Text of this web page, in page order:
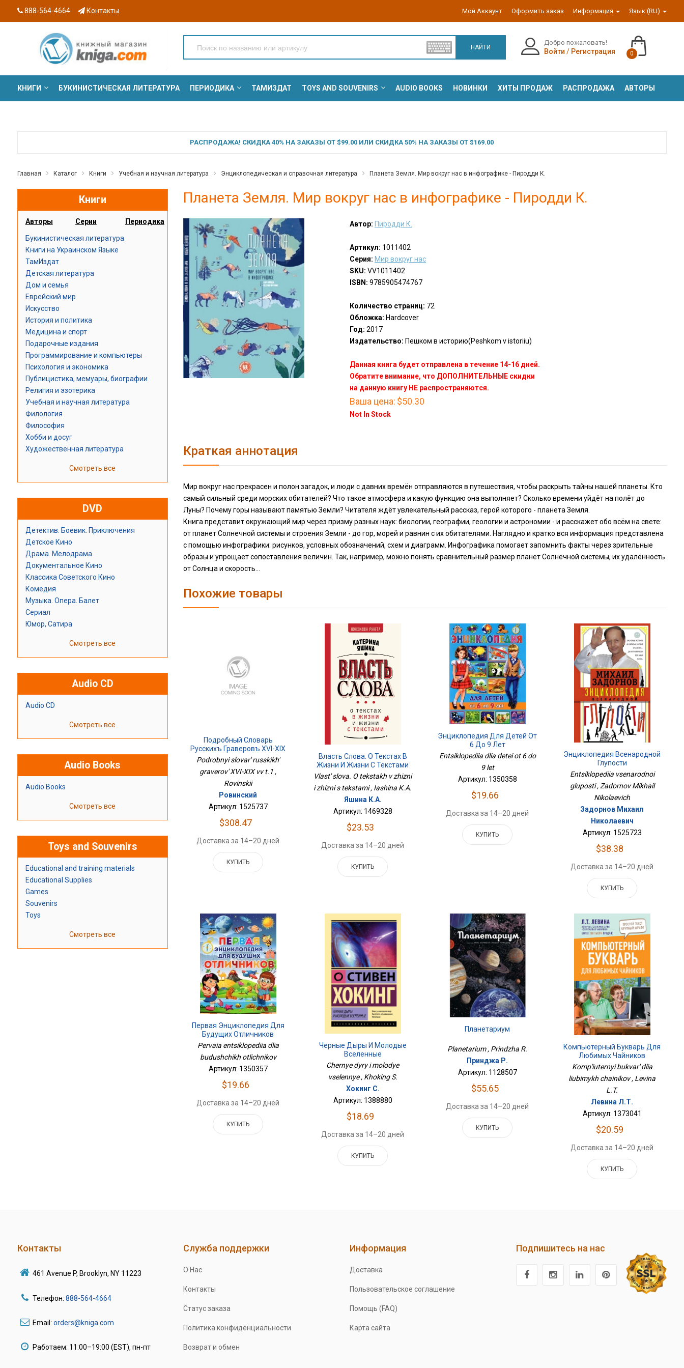
888-564-4664 Контакты Мой Аккаунт Оформить заказ Информация Язык (RU)
НАЙТИ
Добро пожаловать!
Войти / Регистрация 0
КНИГИ БУКИНИСТИЧЕСКАЯ ЛИТЕРАТУРА ПЕРИОДИКА ТАМИЗДАТ TOYS AND SOUVENIRS AUDIO BOOKS НОВИНКИ ХИТЫ ПРОДАЖ РАСПРОДАЖА АВТОРЫ
РАСПРОДАЖА! СКИДКА 40% НА ЗАКАЗЫ ОТ $99.00 ИЛИ СКИДКА 50% НА ЗАКАЗЫ ОТ $169.00
Главная Каталог Книги Учебная и научная литература Энциклопедическая и справочная литература Планета Земля. Мир вокруг нас в инфографике - Пиродди К.
Книги
Авторы Серии Периодика
Букинистическая литература
Книги на Украинском Языке
ТамИздат
Детская литература
Дом и семья
Еврейский мир
Искусство
История и политика
Медицина и спорт
Подарочные издания
Программирование и компьютеры
Психология и экономика
Публицистика, мемуары, биографии
Религия и эзотерика
Учебная и научная литература
Филология
Философия
Хобби и досуг
Художественная литература
Смотреть все
DVD
Детектив. Боевик. Приключения
Детское Кино
Драма. Мелодрама
Документальное Кино
Классика Советского Кино
Комедия
Музыка. Опера. Балет
Сериал
Юмор, Сатира
Смотреть все
Audio CD
Audio CD
Смотреть все
Audio Books
Audio Books
Смотреть все
Toys and Souvenirs
Educational and training materials
Educational Supplies
Games
Souvenirs
Toys
Смотреть все
Планета Земля. Мир вокруг нас в инфографике - Пиродди К.
Автор: Пиродди К.
Артикул: 1011402
Серия: Мир вокруг нас
SKU: VV1011402
ISBN: 9785905474767
Количество страниц: 72
Обложка: Hardcover
Год: 2017
Издательство: Пешком в историю(Peshkom v istoriiu)
Данная книга будет отправлена в течение 14-16 дней.
Обратите внимание, что ДОПОЛНИТЕЛЬНЫЕ скидки
на данную книгу НЕ распространяются.
Ваша цена: $50.30
Not In Stock
Краткая аннотация
Мир вокруг нас прекрасен и полон загадок, и люди с давних времён отправляются в путешествия, чтобы раскрыть тайны нашей планеты. Кто
самый сильный среди морских обитателей? Что такое атмосфера и какую функцию она выполняет? Сколько времени уйдёт на полёт до
Луны? Почему горы называют памятью Земли? Читателя ждёт увлекательный рассказ, герой которого - планета Земля.
Книга представит окружающий мир через призму разных наук: биологии, географии, геологии и астрономии - и расскажет обо всём на свете:
от планет Солнечной системы и строения Земли - до гор, морей и равнин с их обитателями. Наглядно и кратко вся информация представлена
с помощью инфографики: рисунков, условных обозначений, схем и диаграмм. Инфографика помогает запомнить факты через зрительные
образы и упрощает сопоставления величин. Так, например, можно понять сравнительный размер планет Солнечной системы, их удалённость
от Солнца и скорость...
Похожие товары
Подробный Словарь
Русскихъ Граверовъ XVI-XIX
Вв Т.1
Podrobnyi slovar' russkikh'
graverov' XVI-XIX vv t.1 ,
Rovinskii
Ровинский
Артикул: 1525737
$308.47
Доставка за 14–20 дней
КУПИТЬ
Власть Слова. О Текстах В
Жизни И Жизни С Текстами
Vlast' slova. O tekstakh v zhizni
i zhizni s tekstami , Iashina K.A.
Яшина К.А.
Артикул: 1469328
$23.53
Доставка за 14–20 дней
КУПИТЬ
Энциклопедия Для Детей От
6 До 9 Лет
Entsiklopediia dlia detei ot 6 do
9 let
Артикул: 1350358
$19.66
Доставка за 14–20 дней
КУПИТЬ
Энциклопедия Всенародной
Глупости
Entsiklopediia vsenarodnoi
gluposti , Zadornov Mikhail
Nikolaevich
Задорнов Михаил
Николаевич
Артикул: 1525723
$38.38
Доставка за 14–20 дней
КУПИТЬ
Первая Энциклопедия Для
Будущих Отличников
Pervaia entsiklopediia dlia
budushchikh otlichnikov
Артикул: 1350357
$19.66
Доставка за 14–20 дней
КУПИТЬ
Черные Дыры И Молодые
Вселенные
Chernye dyry i molodye
vselennye , Khoking S.
Хокинг С.
Артикул: 1388880
$18.69
Доставка за 14–20 дней
КУПИТЬ
Планетариум
Planetarium , Prindzha R.
Принджа Р.
Артикул: 1128507
$55.65
Доставка за 14–20 дней
КУПИТЬ
Компьютерный Букварь Для
Любимых Чайников
Komp'iuternyi bukvar' dlia
liubimykh chainikov , Levina
L.T.
Левина Л.Т.
Артикул: 1373041
$20.59
Доставка за 14–20 дней
КУПИТЬ
Контакты
461 Avenue P, Brooklyn, NY 11223
Телефон: 888-564-4664
Email: orders@kniga.com
Работаем: 11:00–19:00 (EST), пн-пт
Служба поддержки
О Нас
Контакты
Статус заказа
Политика конфиденциальности
Возврат и обмен
Информация
Доставка
Пользовательское соглашение
Помощь (FAQ)
Карта сайта
Подпишитесь на нас